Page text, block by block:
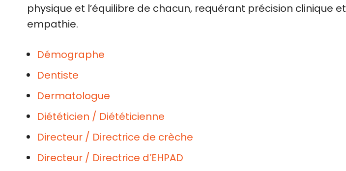
physique et l’équilibre de chacun, requérant précision clinique et
empathie.
Démographe
Dentiste
Dermatologue
Diététicien / Diététicienne
Directeur / Directrice de crèche
Directeur / Directrice d’EHPAD